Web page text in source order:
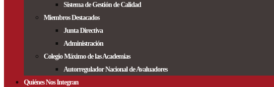
Sistema de Gestión de Calidad
Miembros Destacados
Junta Directiva
Administración
Colegio Máximo de las Academias
Autorregulador Nacional de Avaluadores
Quiénes Nos Integran